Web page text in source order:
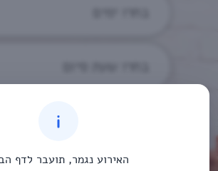
האירוע נגמר, תועבר לדף